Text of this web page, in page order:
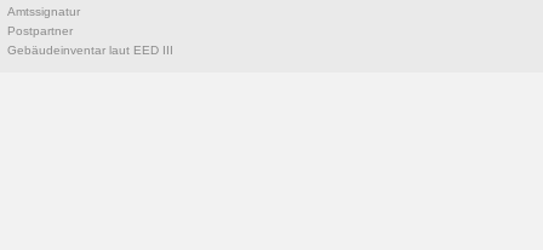
Amtssignatur
Postpartner
Gebäudeinventar laut EED III